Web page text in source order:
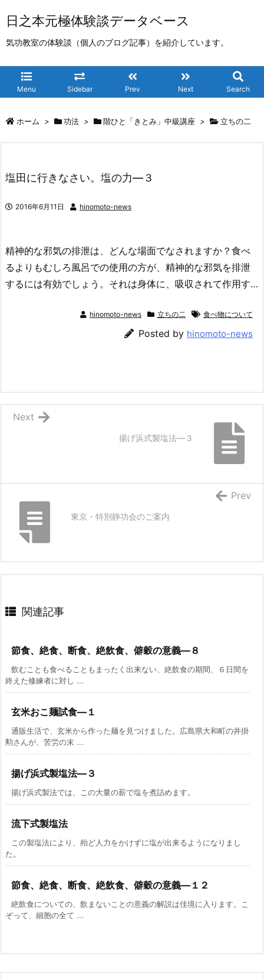
日之本元極体験談データベース
気功教室の体験談（個人のブログ記事）を紹介しています。
Menu Sidebar Prev Next Search
ホーム > 功法 > 階ひと「きとみ」中級講座 > 立ちの二
塩田に行きなさい。塩の力―３
2016年6月11日 hinomoto-news
精神的な邪気の排泄は、どんな場面でなされますか？食べ
るよりもむしろ風呂での使用の方が、精神的な邪気を排泄
するには有効でしょう。それは身体に、吸収されて作用す…
hinomoto-news 立ちの二 食べ物について
Posted by hinomoto-news
揚げ浜式製塩法―３
Next
東京・特別静功会のご案内
Prev
関連記事
節食、絶食、断食、絶飲食、僻穀の意義―８
飲むことも食べることもまったく出来ない、絶飲食の期間、６日間を
終えた修練者に対し ...
玄米おこ麺試食―１
通販生活で、玄米から作った麺を見つけました。広島県大和町の井掛
勲さんが、苦労の末 ...
揚げ浜式製塩法―３
揚げ浜式製法では、この大量の薪で塩を煮詰めます。
流下式製塩法
この製塩法により、殆ど人力をかけずに塩が出来るようになりまし
た。
節食、絶食、断食、絶飲食、僻穀の意義―１２
絶飲食についての、飲まないことの意義の解説は佳境に入ります。こ
ぞって、細胞の全て ...